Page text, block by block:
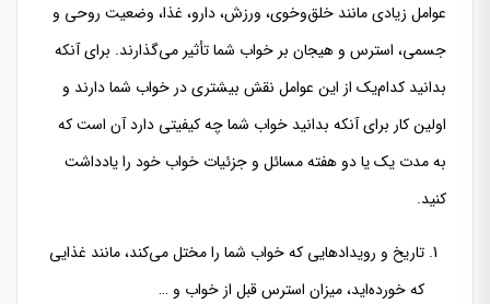
عوامل زیادی مانند خلق‌وخوی، ورزش، دارو، غذا، وضعیت روحی و
جسمی، استرس و هیجان بر خواب شما تأثیر می‌گذارند. برای آنکه
بدانید کدام‌یک از این عوامل نقش بیشتری در خواب شما دارند و
اولین کار برای آنکه بدانید خواب شما چه کیفیتی دارد آن است که
به مدت یک یا دو هفته مسائل و جزئیات خواب خود را یادداشت
کنید.
تاریخ و رویدادهایی که خواب شما را مختل می‌کند، مانند غذایی
که خورده‌اید، میزان استرس قبل از خواب و …